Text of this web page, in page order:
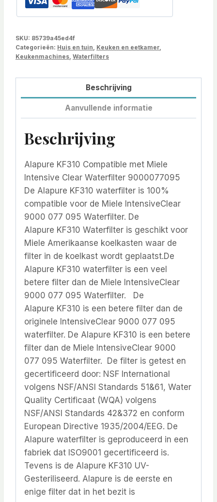
SKU: 85739a45ed4f
Categorieën: Huis en tuin Keuken en eetkamer
Keukenmachines Waterfilters
Beschrijving
Aanvullende informatie
Beschrijving
Alapure KF310 Compatible met Miele
Intensive Clear Waterfilter 9000077095
De Alapure KF310 waterfilter is 100%
compatible voor de Miele IntensiveClear
9000 077 095 Waterfilter. De
Alapure KF310 Waterfilter is geschikt voor
Miele Amerikaanse koelkasten waar de
filter in de koelkast wordt geplaatst.De
Alapure KF310 waterfilter is een veel
betere filter dan de Miele IntensiveClear
9000 077 095 Waterfilter. De
Alapure KF310 is een betere filter dan de
originele IntensiveClear 9000 077 095
waterfilter. De Alapure KF310 is een betere
filter dan de Miele IntensiveClear 9000
077 095 Waterfilter. De filter is getest en
gecertificeerd door: NSF International
volgens NSF/ANSI Standards 51&61, Water
Quality Certificaat (WQA) volgens
NSF/ANSI Standards 42&372 en conform
European Directive 1935/2004/EEG. De
Alapure waterfilter is geproduceerd in een
fabriek dat ISO9001 gecertificeerd is.
Tevens is de Alapure KF310 UV-
Gesteriliseerd. Alapure is de eerste en
enige filter dat in het bezit is